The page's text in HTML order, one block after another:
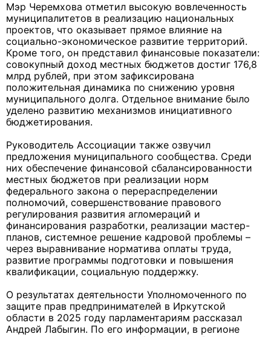
Мэр Черемхова отметил высокую вовлеченность
муниципалитетов в реализацию национальных
проектов, что оказывает прямое влияние на
социально-экономическое развитие территорий.
Кроме того, он представил финансовые показатели:
совокупный доход местных бюджетов достиг 176,8
млрд рублей, при этом зафиксирована
положительная динамика по снижению уровня
муниципального долга. Отдельное внимание было
уделено развитию механизмов инициативного
бюджетирования.
Руководитель Ассоциации также озвучил
предложения муниципального сообщества. Среди
них обеспечение финансовой сбалансированности
местных бюджетов при реализации норм
федерального закона о перераспределении
полномочий, совершенствование правового
регулирования развития агломераций и
финансирования разработки, реализации мастер-
планов, системное решение кадровой проблемы –
через выравнивание норматива оплаты труда,
развитие программы подготовки и повышения
квалификации, социальную поддержку.
О результатах деятельности Уполномоченного по
защите прав предпринимателей в Иркутской
области в 2025 году парламентариям рассказал
Андрей Лабыгин. По его информации, в регионе